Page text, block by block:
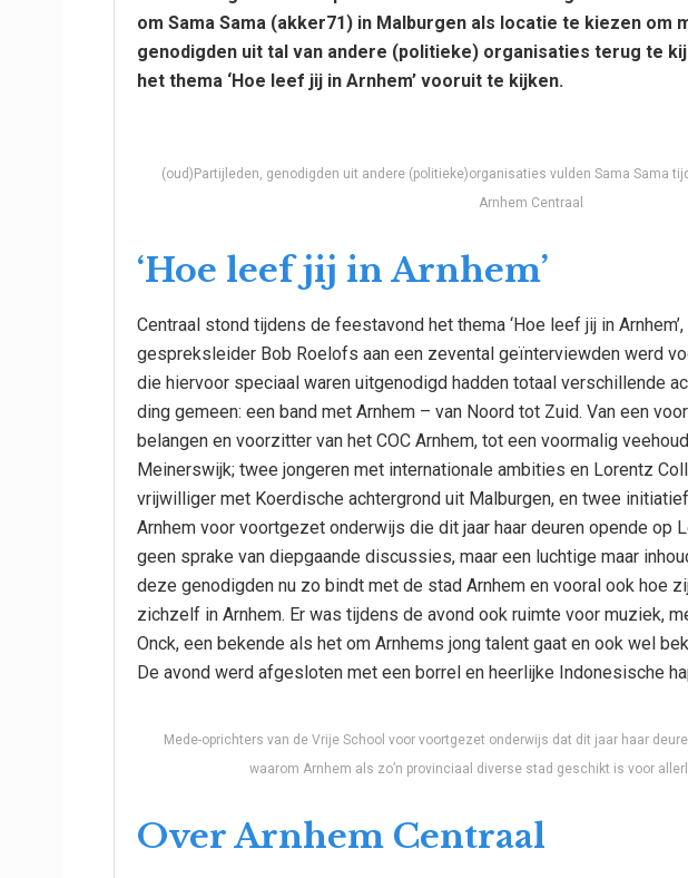
om Sama Sama (akker71) in Malburgen als locatie te kiezen om
genodigden uit tal van andere (politieke) organisaties terug te
het thema ‘Hoe leef jij in Arnhem’ vooruit te kijken.
(oud)Partijleden, genodigden uit andere (politieke)organisaties vulden Sama Sama
Arnhem Centraal
‘Hoe leef jij in Arnhem’
Centraal stond tijdens de feestavond het thema ‘Hoe leef jij in
gespreksleider Bob Roelofs aan een zevental geïnterviewden werd
die hiervoor speciaal waren uitgenodigd hadden totaal verschillende
ding gemeen: een band met Arnhem – van Noord tot Zuid. Van een
belangen en voorzitter van het COC Arnhem, tot een voormalig
Meinerswijk; twee jongeren met internationale ambities en Lorentz
vrijwilliger met Koerdische achtergrond uit Malburgen, en twee
Arnhem voor voortgezet onderwijs die dit jaar haar deuren opende op
geen sprake van diepgaande discussies, maar een luchtige maar
deze genodigden nu zo bindt met de stad Arnhem en vooral ook hoe
zichzelf in Arnhem. Er was tijdens de avond ook ruimte voor muziek,
Onck, een bekende als het om Arnhems jong talent gaat en ook wel
De avond werd afgesloten met een borrel en heerlijke Indonesische
Mede-oprichters van de Vrije School voor voortgezet onderwijs dat dit jaar haar
waarom Arnhem als zo’n provinciaal diverse stad geschikt is voor
Over Arnhem Centraal